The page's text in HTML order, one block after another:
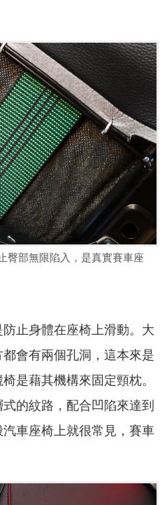
臀部無限陷入，是真實賽車座
止身體在座椅上滑動。大
會有兩個孔洞，這本來是
是藉其機構來固定頸枕。
的紋路，配合凹陷來達到
車座椅上就很常見，賽車